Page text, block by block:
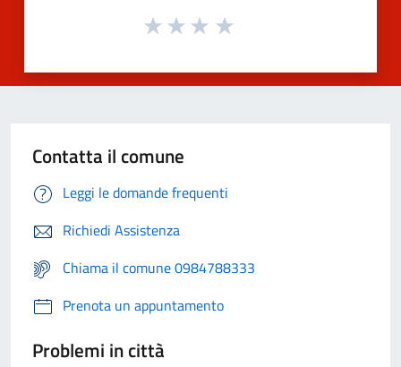
Contatta il comune
Leggi le domande frequenti
Richiedi Assistenza
Chiama il comune 0984788333
Prenota un appuntamento
Problemi in città